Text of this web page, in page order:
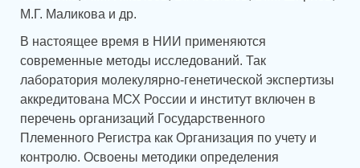
М.Г. Маликова и др.
В настоящее время в НИИ применяются
современные методы исследований. Так
лаборатория молекулярно-генетической экспертизы
аккредитована МСХ России и институт включен в
перечень организаций Государственного
Племенного Регистра как Организация по учету и
контролю. Освоены методики определения